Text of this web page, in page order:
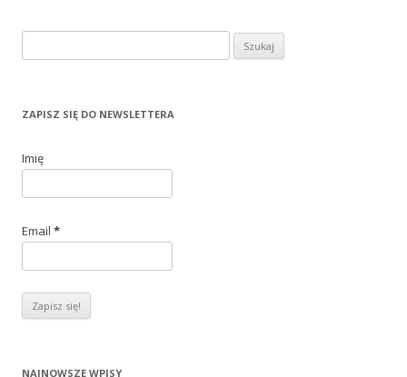
z
k
j
:
ZAPISZ SIĘ DO NEWSLETTERA
Imię
Email *
NAJNOWSZE WPISY